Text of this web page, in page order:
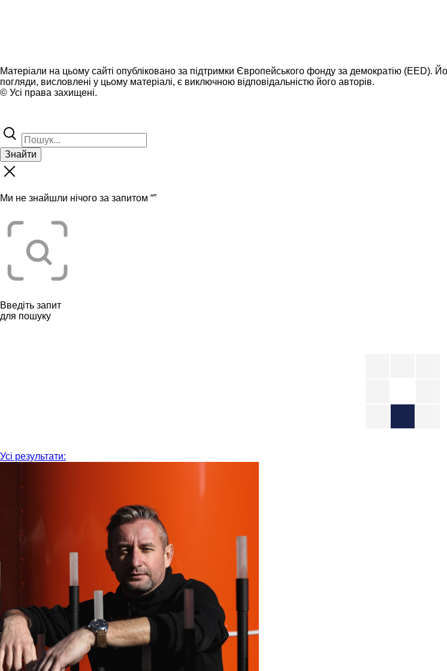
Матеріали на цьому сайті опубліковано за підтримки Європейського фонду за демократію (EED).
погляди, висловлені у цьому матеріалі, є виключною відповідальністю його авторів.
© Усі права захищені.
Знайти
Ми не знайшли нічого за запитом “”
Введіть запит
для пошуку
Усі результати: